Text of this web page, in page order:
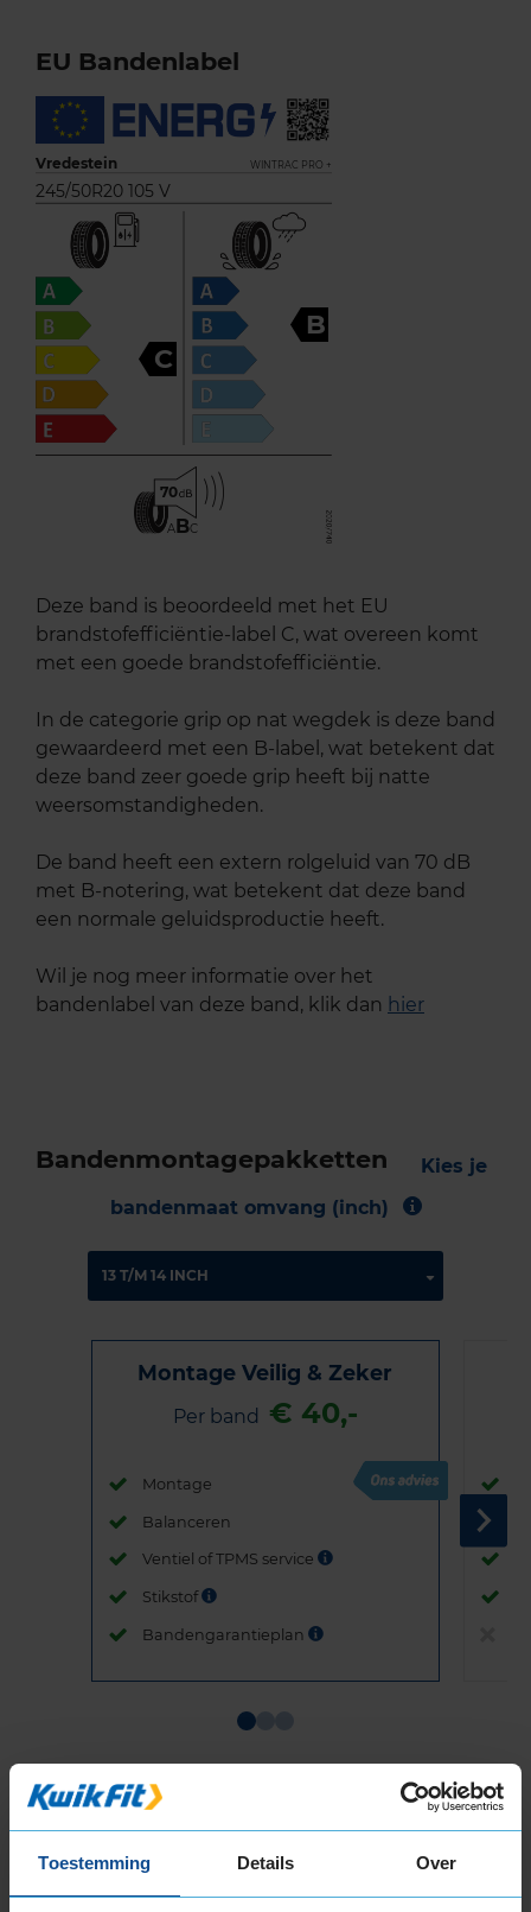
Toestemming Details Over
EU Bandenlabel
Vredestein WINTRAC PRO +
245/50R20 105 V
C
B
70
ABC
Deze band is beoordeeld met het EU
brandstofefficiëntie-label C, wat overeen komt
met een goede brandstofefficiëntie.
In de categorie grip op nat wegdek is deze band
gewaardeerd met een B-label, wat betekent dat
deze band zeer goede grip heeft bij natte
weersomstandigheden.
De band heeft een extern rolgeluid van 70 dB
met B-notering, wat betekent dat deze band
een normale geluidsproductie heeft.
Wil je nog meer informatie over het
bandenlabel van deze band, klik dan hier
Bandenmontagepakketten
Kies je
bandenmaat omvang (inch)
Montage Veilig & Zeker
Per band € 40,-
Montage
Balanceren
Ventiel of TPMS service
Stikstof
Bandengarantieplan
of
3